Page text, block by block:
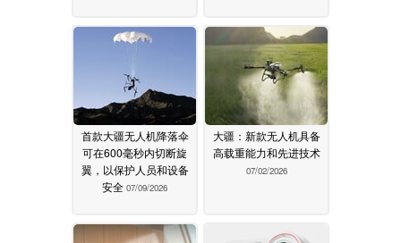
首款大疆无人机降落伞
可在600毫秒内切断旋
翼，以保护人员和设备
安全 07/09/2026
大疆：新款无人机具备
高载重能力和先进技术
07/02/2026